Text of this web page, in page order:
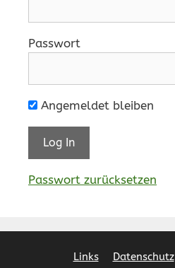
Passwort
Angemeldet bleiben
Passwort zurücksetzen
Links Datenschutz